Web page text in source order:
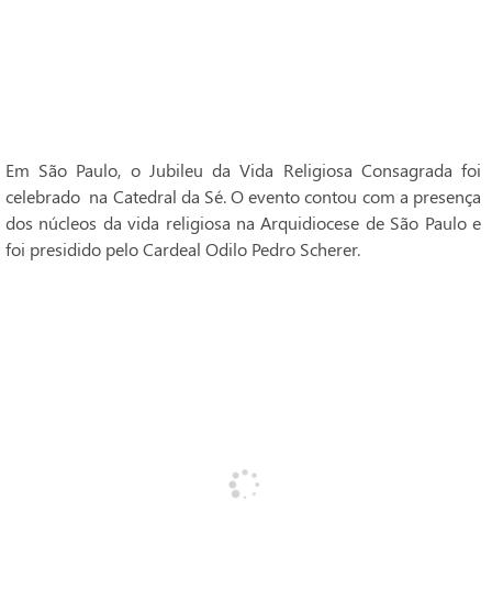
Em São Paulo, o Jubileu da Vida Religiosa Consagrada foi
celebrado na Catedral da Sé. O evento contou com a presença
dos núcleos da vida religiosa na Arquidiocese de São Paulo e
foi presidido pelo Cardeal Odilo Pedro Scherer.